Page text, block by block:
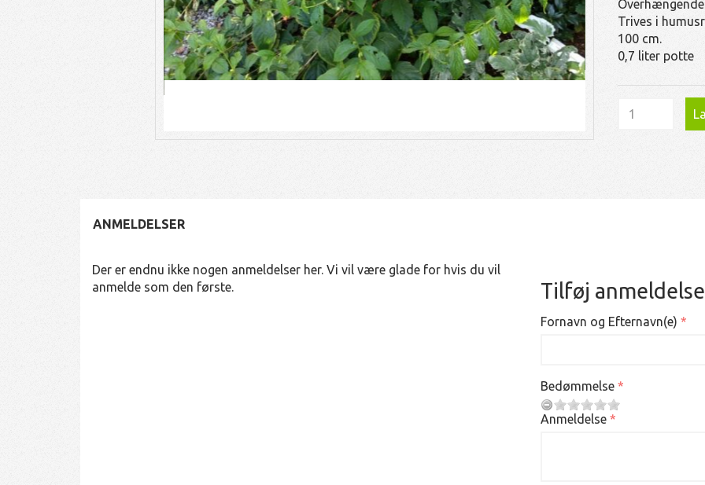
Trives i
100 cm.
0,7 liter potte
ANMELDELSER
Der er endnu ikke nogen anmeldelser her. Vi vil være glade for hvis du vil
anmelde som den første.
Tilføj
Fornavn og Efternavn(e)
Bedømmelse
Anmeldelse